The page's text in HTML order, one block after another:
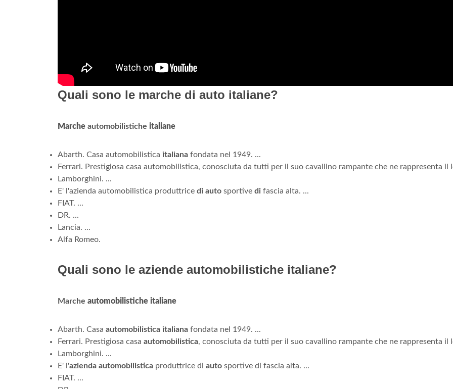
Quali sono le marche di auto italiane?
Marche automobilistiche italiane
Abarth. Casa automobilistica italiana fondata nel 1949. ...
Ferrari. Prestigiosa casa automobilistica, conosciuta da tutti per il suo cavallino rampante che ne rappresenta il
Lamborghini. ...
E' l'azienda automobilistica produttrice di auto sportive di fascia alta. ...
FIAT. ...
DR. ...
Lancia. ...
Alfa Romeo.
Quali sono le aziende automobilistiche italiane?
Marche automobilistiche italiane
Abarth. Casa automobilistica italiana fondata nel 1949. ...
Ferrari. Prestigiosa casa automobilistica, conosciuta da tutti per il suo cavallino rampante che ne rappresenta il
Lamborghini. ...
E' l'azienda automobilistica produttrice di auto sportive di fascia alta. ...
FIAT. ...